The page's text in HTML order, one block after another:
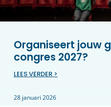
Organiseert jouw
congres 2027?
LEES VERDER >
28 januari 2026